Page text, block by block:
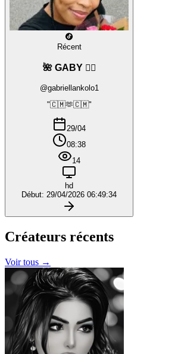
Récent
🌺 GABY ❤️‍🔥
@gabriellankolo1
"🇨🇲🫶🇨🇲"
29/04
08:38
14
hd
Début: 29/04/2026 06:49:34
Créateurs récents
Voir tous →